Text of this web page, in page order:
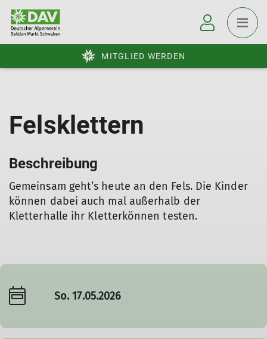
MITGLIED WERDEN
Felsklettern
Beschreibung
Gemeinsam geht’s heute an den Fels. Die Kinder
können dabei auch mal außerhalb der
Kletterhalle ihr Kletterkönnen testen.
So. 17.05.2026